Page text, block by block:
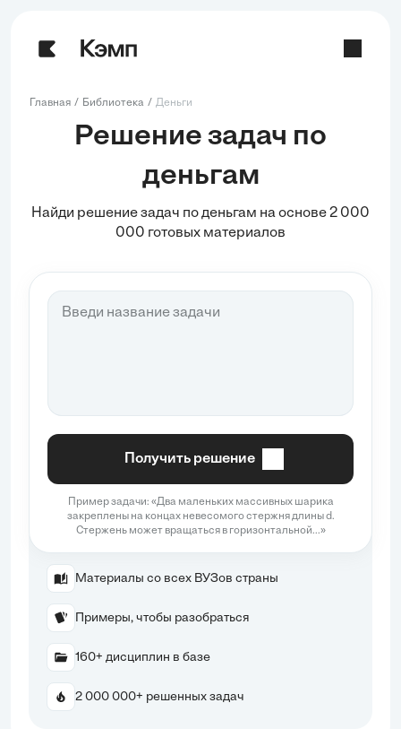
Главная Библиотека Деньги
Решение задач по
деньгам
Найди решение задач по деньгам на основе 2 000
000 готовых материалов
Получить решение
Пример задачи: «Два маленьких массивных шарика
закреплены на концах невесомого стержня длины d.
Стержень может вращаться в горизонтальной...»
Материалы со всех ВУЗов страны
Примеры, чтобы разобраться
160+ дисциплин в базе
2 000 000+ решенных задач